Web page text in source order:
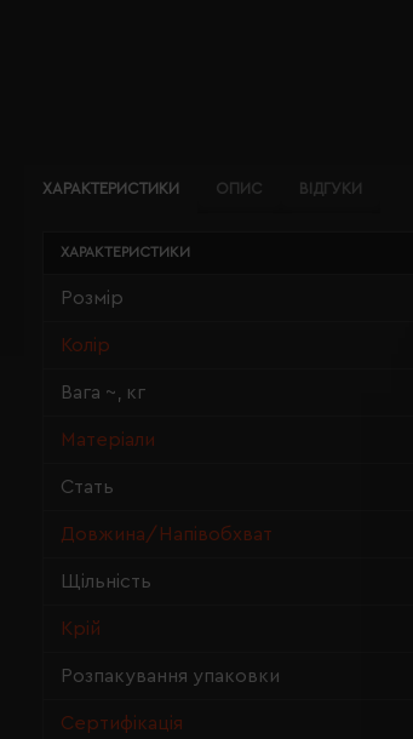
ХАРАКТЕРИСТИКИ ОПИС ВІДГУКИ
ХАРАКТЕРИСТИКИ
Розмір
Колір
Вага ~, кг
Матеріали
Стать
Довжина/Напівобхват
Щільність
Крій
Розпакування упаковки
Сертифікація